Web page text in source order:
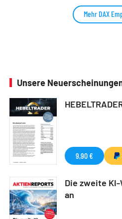
Mehr DAX
Unsere
9,90 €
Die zweite
an